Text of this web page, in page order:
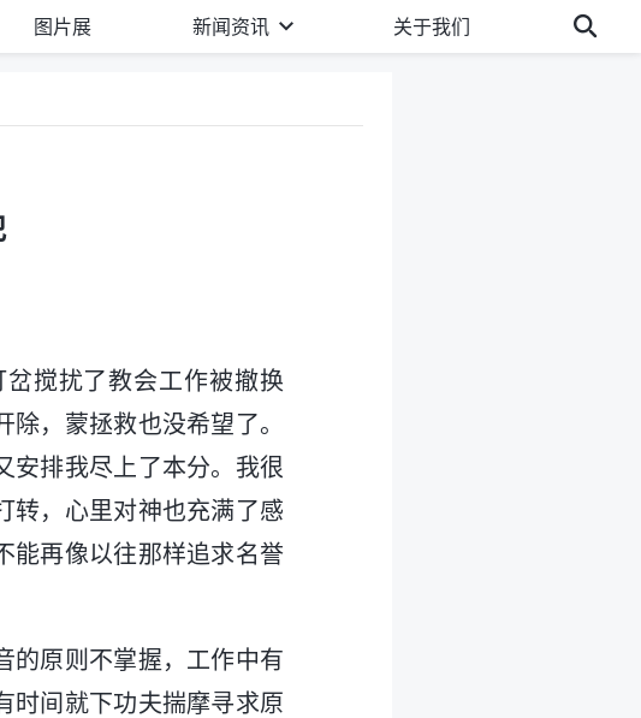
图片展 新闻资讯 关于我们
搅扰了教会工作被撤换
，蒙拯救也没希望了。
安排我尽上了本分。我很
转，心里对神也充满了感
能再像以往那样追求名誉
的原则不掌握，工作中有
时间就下功夫揣摩寻求原